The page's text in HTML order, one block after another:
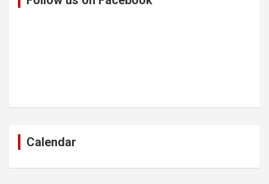
Calendar